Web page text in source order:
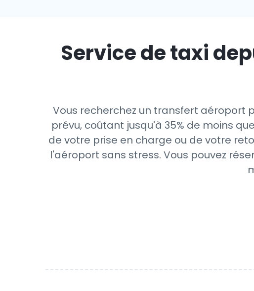
Service de taxi
Vous recherchez un transfert aéroport
prévu, coûtant jusqu'à 35% de moins
de votre prise en charge ou de votre
l'aéroport sans stress. Vous pouvez